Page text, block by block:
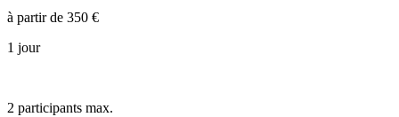
à partir de 350 €
1 jour
2 participants max.